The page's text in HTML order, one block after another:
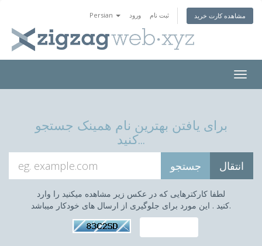
Persian ورود ثبت نام مشاهده کارت خرید
برای یافتن بهترین نام همینک جستجو
کنید...
لطفا کارکترهایی که در عکس زیر مشاهده میکنید را وارد
کنید . این مورد برای جلوگیری از ارسال های خودکار میباشد.